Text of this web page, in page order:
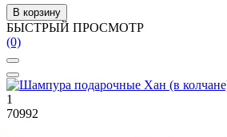
В корзину
БЫСТРЫЙ ПРОСМОТР
(0)
1
70992